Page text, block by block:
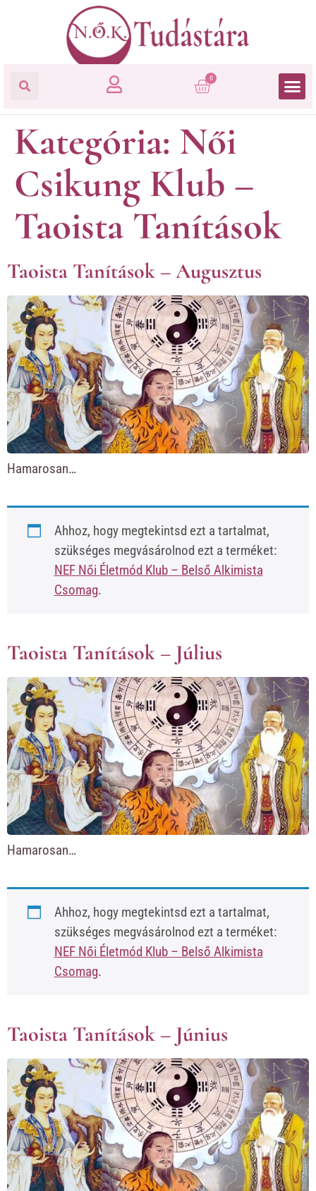
0
Kategória: Női
Csikung Klub –
Taoista Tanítások
Taoista Tanítások – Augusztus
Hamarosan…
Ahhoz, hogy megtekintsd ezt a tartalmat,
szükséges megvásárolnod ezt a terméket:
NEF Női Életmód Klub – Belső Alkimista
Csomag.
Taoista Tanítások – Július
Hamarosan…
Ahhoz, hogy megtekintsd ezt a tartalmat,
szükséges megvásárolnod ezt a terméket:
NEF Női Életmód Klub – Belső Alkimista
Csomag.
Taoista Tanítások – Június